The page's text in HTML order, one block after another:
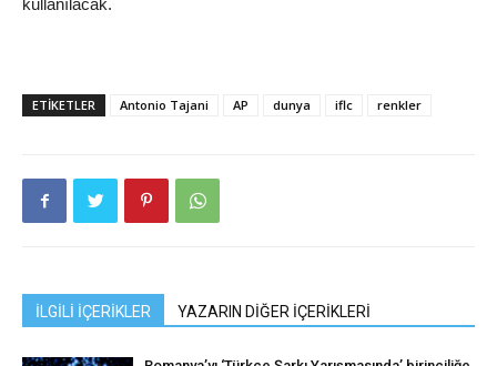
kullanılacak.
ETIKETLER Antonio Tajani AP dunya iflc renkler
İLGİLİ İÇERİKLER YAZARIN DİĞER İÇERİKLERİ